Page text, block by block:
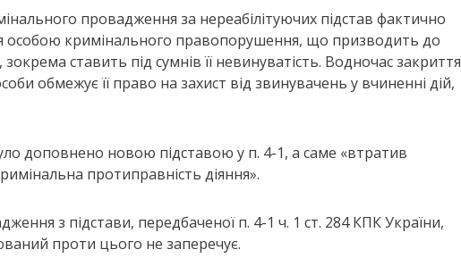
провадження за нереабілітуючих підстав фактично
особою кримінального правопорушення, що призводить до
ставить під сумнів її невинуватість. Водночас закриття
обмежує її право на захист від звинувачень у вчиненні дій,
доповнено новою підставою у п. 4-1, а саме «втратив
протиправність діяння».
з підстави, передбаченої п. 4-1 ч. 1 ст. 284 КПК України,
проти цього не заперечує.